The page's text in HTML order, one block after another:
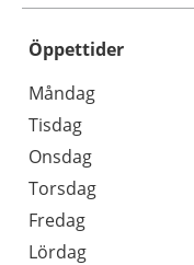
Öppettider
Dag
Öppettider
Kommentarer
Måndag
Tisdag
Onsdag
Torsdag
Fredag
Lördag